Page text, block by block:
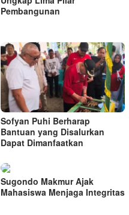
Pembangunan
Sofyan Puhi Berharap
Bantuan yang Disalurkan
Dapat Dimanfaatkan
Sugondo Makmur Ajak
Mahasiswa Menjaga Integritas